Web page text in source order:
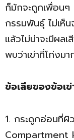
ก็มักจะถูกเพื่อนๆ
กรรมพันธุ์ ไม่เห็น
แล้วไม่น่าจะมีผล
พบว่าเข่าที่โก่งม
ข้อเสียของข้อเ
1. กระดูกอ่อนที่ผิ
Compartment